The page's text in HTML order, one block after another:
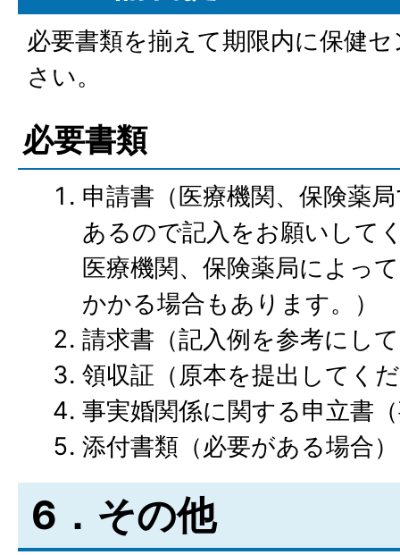
必要書類を揃えて期限内に保健
さい。
必要書類
申請書（医療機関、保険薬
あるので記入をお願いして
医療機関、保険薬局によっ
かかる場合もあります。）
請求書（記入例を参考にし
領収証（原本を提出してく
事実婚関係に関する申立書
添付書類（必要がある場合）
6．その他